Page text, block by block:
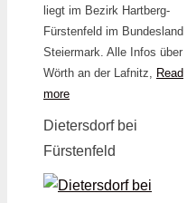
liegt im Bezirk Hartberg-
Fürstenfeld im Bundesland
Steiermark. Alle Infos über
Wörth an der Lafnitz, Read
more
Dietersdorf bei
Fürstenfeld